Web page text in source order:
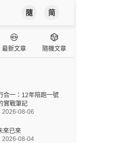
隨 简

最新文章

隨機文章
合一：12年陪跑一號
實戰筆記
2026-08-06
來已來
2026-08-04